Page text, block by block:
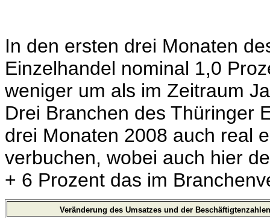
In den ersten drei Monaten
Einzelhandel nominal 1,0
weniger um als im Zeitraum
Drei Branchen des Thüringer
drei Monaten 2008 auch real
verbuchen, wobei auch hier
+ 6 Prozent das im
Veränderung des Umsatzes und der